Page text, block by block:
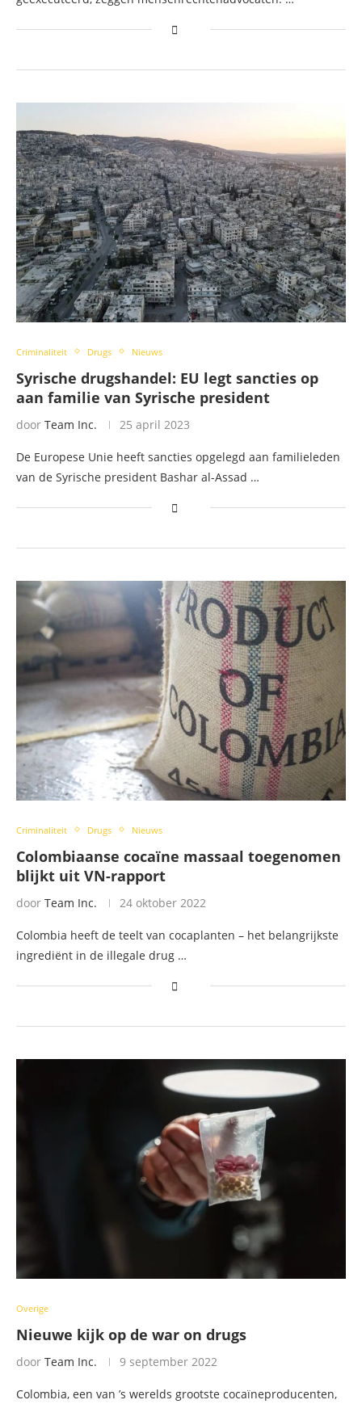
Criminaliteit Drugs Nieuws
Syrische drugshandel: EU legt sancties op
aan familie van Syrische president
door Team Inc. 25 april 2023
De Europese Unie heeft sancties opgelegd aan familieleden
van de Syrische president Bashar al-Assad …
Criminaliteit Drugs Nieuws
Colombiaanse cocaïne massaal toegenomen
blijkt uit VN-rapport
door Team Inc. 24 oktober 2022
Colombia heeft de teelt van cocaplanten – het belangrijkste
ingrediënt in de illegale drug …
Overige
Nieuwe kijk op de war on drugs
door Team Inc. 9 september 2022
Colombia, een van ’s werelds grootste cocaïneproducenten,